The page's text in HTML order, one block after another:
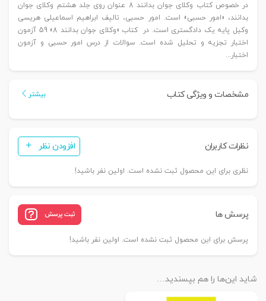
امور
حسبی
|
هریسی
در خصوص کتاب وکلای جوان بدانند 8 عنوان روی جلد هشتم وکلای جوان
بدانند، «امور حسبی» است. امور حسبی، تالیف ابراهیم اسماعیلی هریسی
وکیل پایه یک دادگستری است. در کتاب «وکلای جوان بدانند 8» 59 آزمون
اختبار تجزیه و تحلیل شده است. سوالات از درس امور حسبی و آزمون
اختبار...
مشخصات و ویژگی کتاب بیشتر
نظرات کاربران افزودن نظر
نظری برای این محصول ثبت نشده است. اولین نفر باشید!
پرسش ها ثبت پرسش
پرسش برای این محصول ثبت نشده است. اولین نفر باشید!
شاید این‌ها را هم بپسندید…